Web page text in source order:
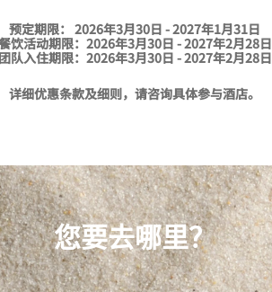
预定期限： 2026年3月30日 - 2027年1月31日​
饮活动期限：2026年3月30日 - 2027年2月28日​
团队入住期限：2026年3月30日 - 2027年2月28日​
详细优惠条款及细则，请咨询具体参与酒店。
您要去哪里？